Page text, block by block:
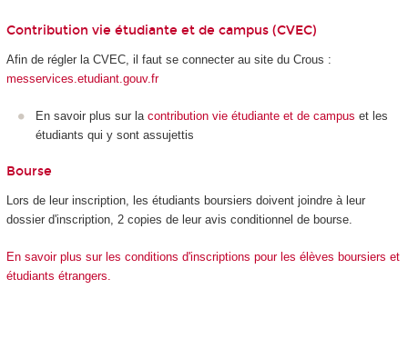
Contribution vie étudiante et de campus (CVEC)
Afin de régler la CVEC, il faut se connecter au site du Crous :
messervices.etudiant.gouv.fr
En savoir plus sur la contribution vie étudiante et de campus et les
étudiants qui y sont assujettis
Bourse
Lors de leur inscription, les étudiants boursiers doivent joindre à leur
dossier d'inscription, 2 copies de leur avis conditionnel de bourse.
En savoir plus sur les conditions d'inscriptions pour les élèves boursiers et
étudiants étrangers.